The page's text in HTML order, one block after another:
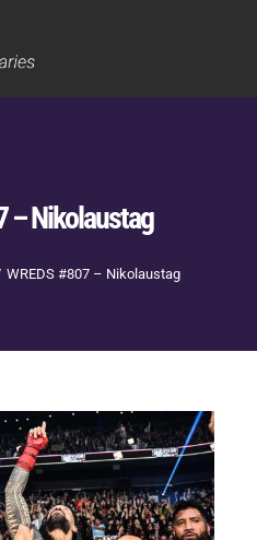
– Nikolaustag
WREDS #807 – Nikolaustag